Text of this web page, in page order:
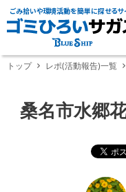
ごみ拾いや環境活動を簡単に探せるサ
トップ レポ(活動報告)一覧
桑名市水郷